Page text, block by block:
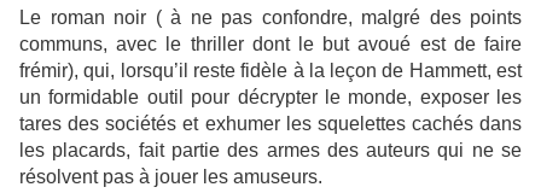
Le roman noir ( à ne pas confondre, malgré des points
communs, avec le thriller dont le but avoué est de faire
frémir), qui, lorsqu’il reste fidèle à la leçon de Hammett, est
un formidable outil pour décrypter le monde, exposer les
tares des sociétés et exhumer les squelettes cachés dans
les placards, fait partie des armes des auteurs qui ne se
résolvent pas à jouer les amuseurs.